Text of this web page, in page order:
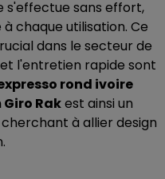
s'effectue sans effort,
chaque utilisation. Ce
dans le secteur de
l'entretien rapide sont
rond ivoire
Rakest ainsi un
à allier design